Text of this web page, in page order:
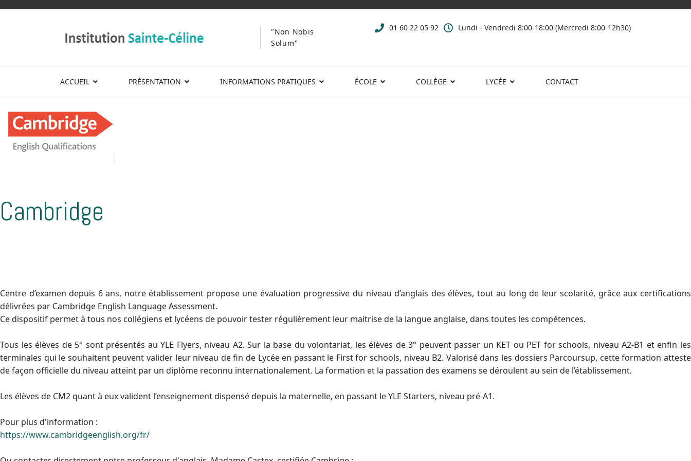
"Non Nobis
Solum"
01 60 22 05 92 Lundi - Vendredi 8:00-18:00 (Mercredi 8:00-12h30)
ACCUEIL PRÉSENTATION INFORMATIONS PRATIQUES ÉCOLE COLLÈGE LYCÉE CONTACT
Cambridge
Centre d’examen depuis 6 ans, notre établissement propose une évaluation progressive du niveau d’anglais des élèves, tout au long de leur scolarité, grâce aux certifications
délivrées par Cambridge English Language Assessment.
Ce dispositif permet à tous nos collégiens et lycéens de pouvoir tester régulièrement leur maitrise de la langue anglaise, dans toutes les compétences.
Tous les élèves de 5° sont présentés au YLE Flyers, niveau A2. Sur la base du volontariat, les élèves de 3° peuvent passer un KET ou PET for schools, niveau A2-B1 et enfin les
terminales qui le souhaitent peuvent valider leur niveau de fin de Lycée en passant le First for schools, niveau B2. Valorisé dans les dossiers Parcoursup, cette formation atteste
de façon officielle du niveau atteint par un diplôme reconnu internationalement. La formation et la passation des examens se déroulent au sein de l’établissement.
Les élèves de CM2 quant à eux valident l’enseignement dispensé depuis la maternelle, en passant le YLE Starters, niveau pré-A1.
Pour plus d'information :
https://www.cambridgeenglish.org/fr/